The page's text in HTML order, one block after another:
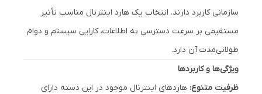
سازمانی کاربرد دارند. انتخاب یک هارد اینترنال مناسب تأثیر
مستقیمی بر سرعت دسترسی به اطلاعات، کارایی سیستم و دوام
طولانی‌مدت آن دارد.
ویژگی‌ها و کاربردها
ظرفیت متنوع: هاردهای اینترنال موجود در این دسته دارای